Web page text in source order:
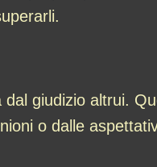
giudizio altrui.
o dalle